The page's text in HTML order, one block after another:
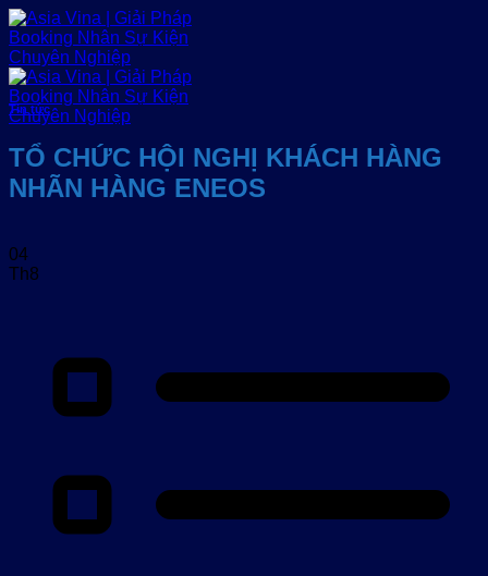
Bỏ
qua
nội
dung
Tin tức
TỔ CHỨC HỘI NGHỊ KHÁCH HÀNG
NHÃN HÀNG ENEOS
04
Th8